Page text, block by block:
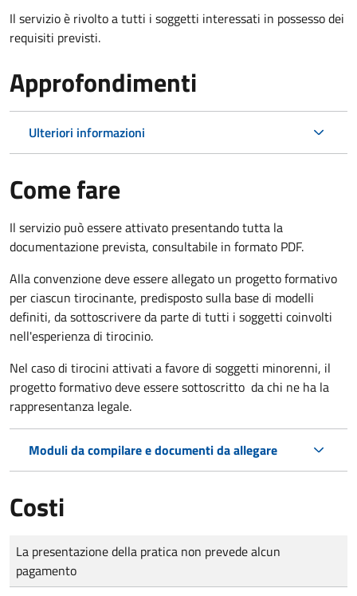
Il servizio è rivolto a tutti i soggetti interessati in possesso dei
requisiti previsti.
Approfondimenti
Ulteriori informazioni
Come fare
Il servizio può essere attivato presentando tutta la
documentazione prevista, consultabile in formato PDF.
Alla convenzione deve essere allegato un progetto formativo
per ciascun tirocinante, predisposto sulla base di modelli
definiti, da sottoscrivere da parte di tutti i soggetti coinvolti
nell'esperienza di tirocinio.
Nel caso di tirocini attivati a favore di soggetti minorenni, il
progetto formativo deve essere sottoscritto da chi ne ha la
rappresentanza legale.
Moduli da compilare e documenti da allegare
Costi
Tipo di pagamento
Importo
La presentazione della pratica non prevede alcun
pagamento